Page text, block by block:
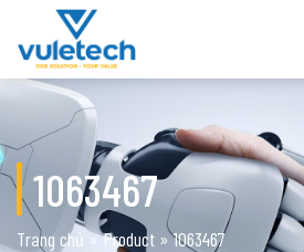
1063467
Trang chủ »Product »1063467